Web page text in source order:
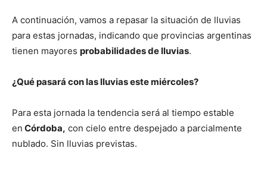
A continuación, vamos a repasar la situación de lluvias
para estas jornadas, indicando que provincias argentinas
tienen mayores probabilidades de lluvias.
¿Qué pasará con las lluvias este miércoles?
Para esta jornada la tendencia será al tiempo estable
en Córdoba, con cielo entre despejado a parcialmente
nublado. Sin lluvias previstas.